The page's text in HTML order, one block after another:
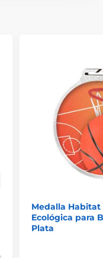
Medalla Habitat
Ecológica para
Plata